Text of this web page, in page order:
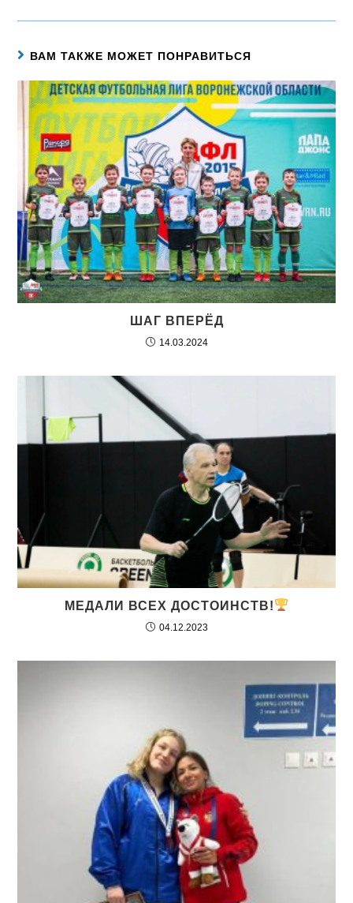
ВАМ ТАКЖЕ МОЖЕТ ПОНРАВИТЬСЯ
ШАГ ВПЕРЁД
14.03.2024
МЕДАЛИ ВСЕХ ДОСТОИНСТВ!
04.12.2023